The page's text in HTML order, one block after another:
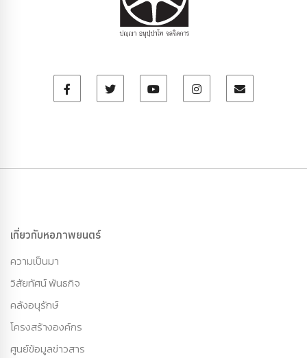
เกี่ยวกับหอภาพยนตร์
ความเป็นมา
วิสัยทัศน์ พันธกิจ
คลังอนุรักษ์
โครงสร้างองค์กร
ศูนย์ข้อมูลข่าวสาร